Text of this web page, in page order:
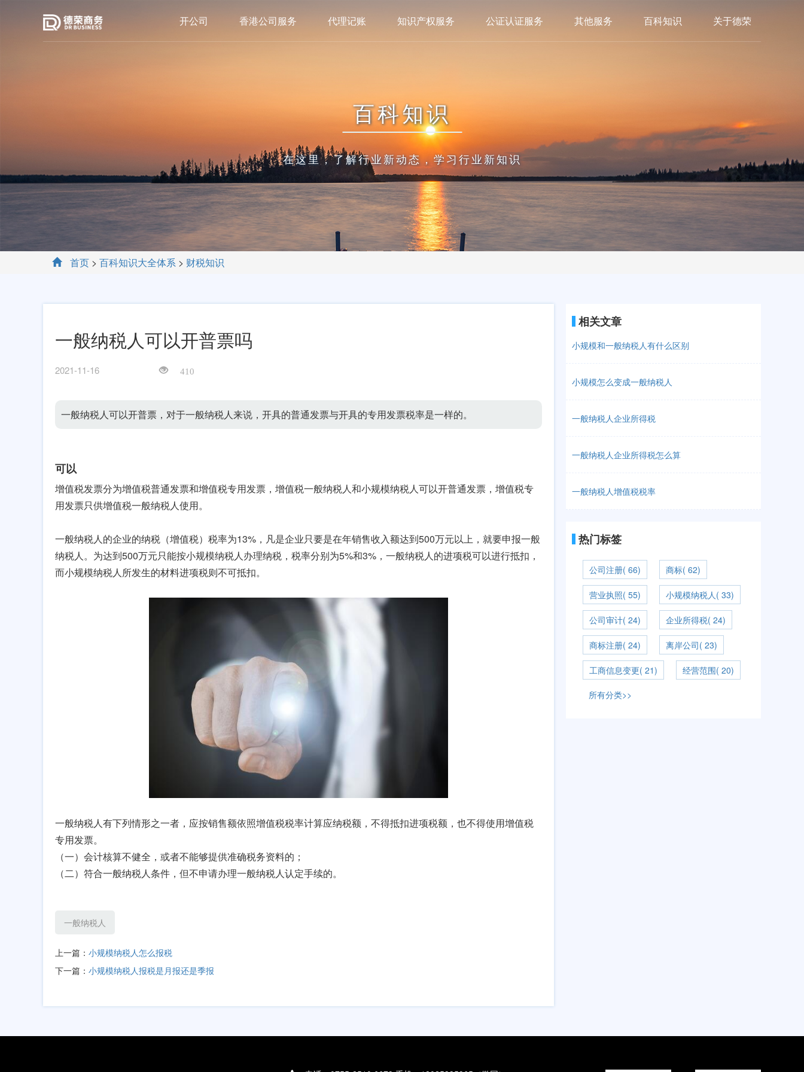
开公司 香港公司服务 代理记账 知识产权服务 公证认证服务 其他服务 百科知识 关于德荣
百科知识
在这里，了解行业新动态，学习行业新知识
首页 > 百科知识大全体系 > 财税知识
一般纳税人可以开普票吗
2021-11-16 410
一般纳税人可以开普票，对于一般纳税人来说，开具的普通发票与开具的专用发票税率是一样的。
可以
增值税发票分为增值税普通发票和增值税专用发票，增值税一般纳税人和小规模纳税人可以开普通发票，增值税专
用发票只供增值税一般纳税人使用。
一般纳税人的企业的纳税（增值税）税率为13%，凡是企业只要是在年销售收入额达到500万元以上，就要申报一般
纳税人。为达到500万元只能按小规模纳税人办理纳税，税率分别为5%和3%，一般纳税人的进项税可以进行抵扣，
而小规模纳税人所发生的材料进项税则不可抵扣。
一般纳税人有下列情形之一者，应按销售额依照增值税税率计算应纳税额，不得抵扣进项税额，也不得使用增值税
专用发票。
（一）会计核算不健全，或者不能够提供准确税务资料的；
（二）符合一般纳税人条件，但不申请办理一般纳税人认定手续的。
一般纳税人
上一篇： 小规模纳税人怎么报税
下一篇： 小规模纳税人报税是月报还是季报
相关文章
小规模和一般纳税人有什么区别
小规模怎么变成一般纳税人
一般纳税人企业所得税
一般纳税人企业所得税怎么算
一般纳税人增值税税率
热门标签
公司注册( 66) 商标( 62)
营业执照( 55) 小规模纳税人( 33)
公司审计( 24) 企业所得税( 24)
商标注册( 24) 离岸公司( 23)
工商信息变更( 21) 经营范围( 20)
所有分类>>